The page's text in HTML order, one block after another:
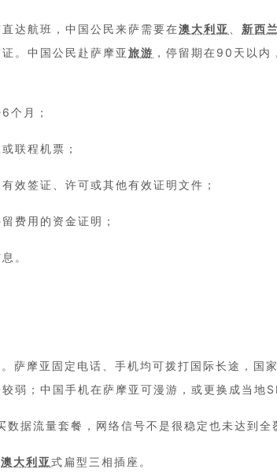
达航班，中国公民来萨需要在澳大利亚 新西兰
。中国公民赴萨摩亚旅游 ，停留期在90天以内
个月；
联程机票；
效签证、许可或其他有效证明文件；
费用的资金证明；
。
萨摩亚固定电话、手机均可拨打国际长途，国
弱；中国手机在萨摩亚可漫游，或更换成当地
据流量套餐，网络信号不是很稳定也未达到全
澳大利亚式扁型三相插座。